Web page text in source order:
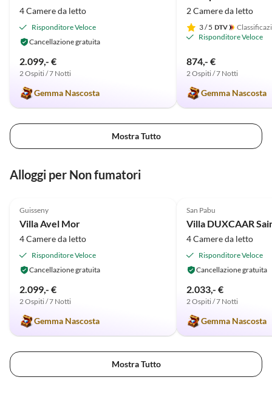
4 Camere da letto
Risponditore Veloce
Cancellazione gratuita
2.099,- €
2 Ospiti / 7 Notti
Gemma Nascosta
2 Camere da letto
3/ 5
Risponditore Veloce
874,- €
2 Ospiti / 7 Notti
Gemma Nascosta
Mostra Tutto
Alloggi per Non fumatori
Guisseny
Villa Avel Mor
4 Camere da letto
Risponditore Veloce
Cancellazione gratuita
2.099,- €
2 Ospiti / 7 Notti
Gemma Nascosta
San Pabu
Villa DUXCAAR
4 Camere da letto
Risponditore Veloce
Cancellazione gratuita
2.033,- €
2 Ospiti / 7 Notti
Gemma Nascosta
Mostra Tutto